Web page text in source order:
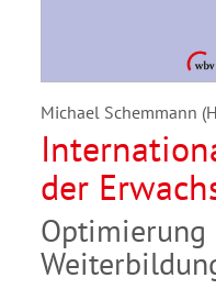
Michael Schemmann
der
/
Adult
Optimierung